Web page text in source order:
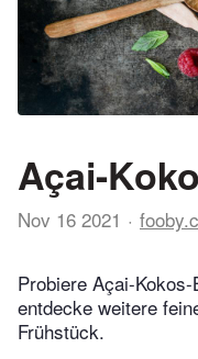
Açai-
Nov 16 2021
Probiere Açai-
entdecke weitere
Frühstück.